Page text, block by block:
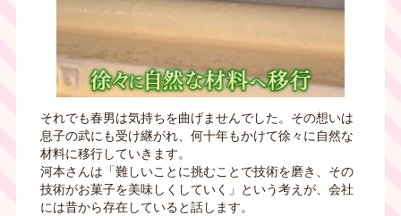
それでも春男は気持ちを曲げませんでした。その想いは
息子の武にも受け継がれ、何十年もかけて徐々に自然な
材料に移行していきます。
河本さんは「難しいことに挑むことで技術を磨き、その
技術がお菓子を美味しくしていく」という考えが、会社
には昔から存在していると話します。